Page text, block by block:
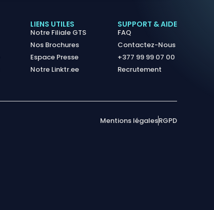
LIENS UTILES
Notre Filiale GTS
Nos Brochures
Espace Presse
Notre Linktr.ee
SUPPORT & AIDE
FAQ
Contactez-Nous
+377 99 99 07 00
Recrutement
Mentions légalesRGPD